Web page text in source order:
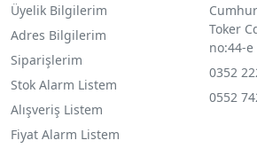
Üyelik Bilgilerim
Adres Bilgilerim
Siparişlerim
Stok Alarm Listem
Alışveriş Listem
Fiyat Alarm Listem
Toker
no:44-e
0352
0552